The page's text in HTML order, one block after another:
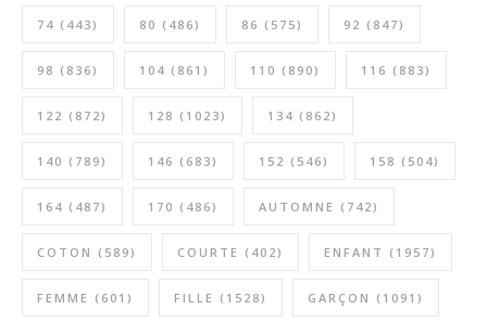
74 (443) 80 (486) 86 (575) 92 (847)
98 (836) 104 (861) 110 (890) 116 (883)
122 (872) 128 (1023) 134 (862)
140 (789) 146 (683) 152 (546) 158 (504)
164 (487) 170 (486) AUTOMNE (742)
COTON (589) COURTE (402) ENFANT (1957)
FEMME (601) FILLE (1528) GARÇON (1091)